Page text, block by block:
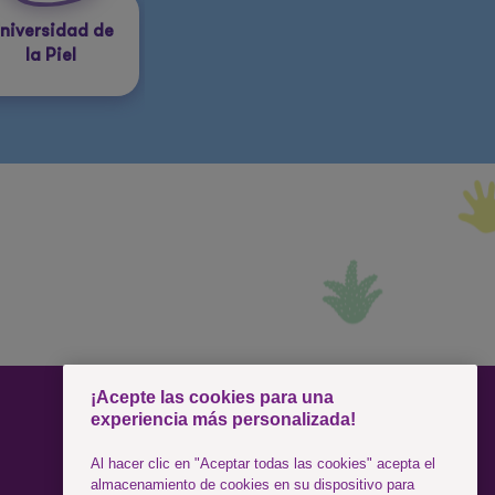
de
la Piel
¡Acepte las cookies para una
experiencia más personalizada!
Al hacer clic en "Aceptar todas las cookies" acepta el
almacenamiento de cookies en su dispositivo para